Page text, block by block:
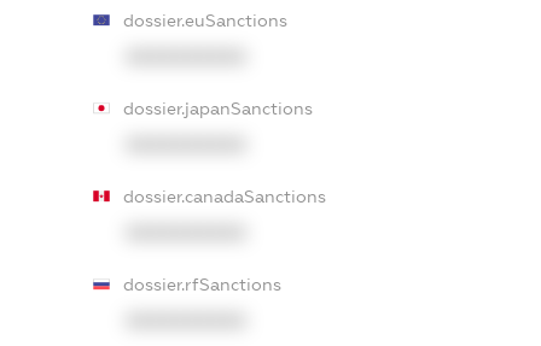
dossier.euSanctions
dossier.japanSanctions
dossier.canadaSanctions
dossier.rfSanctions